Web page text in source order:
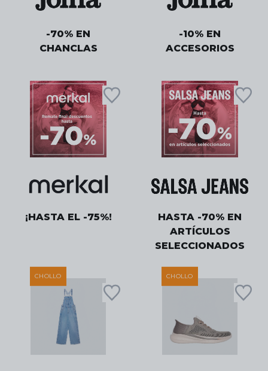
-70% EN
CHANCLAS
-10% EN
ACCESORIOS
¡HASTA EL -75%!
HASTA -70% EN
ARTÍCULOS
SELECCIONADOS
CHOLLO CHOLLO